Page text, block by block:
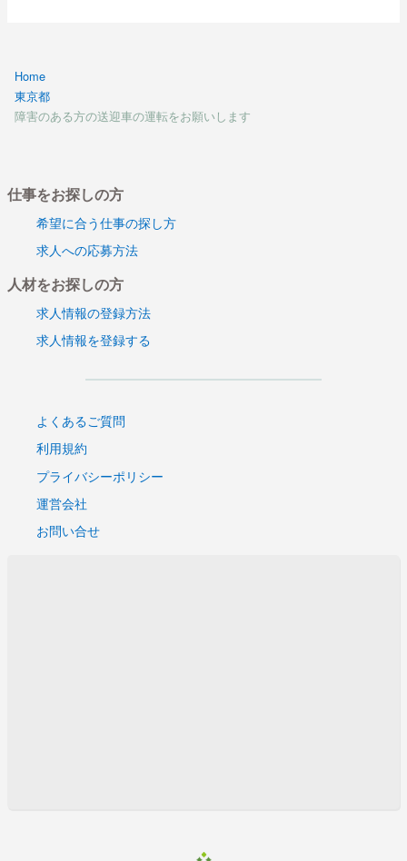
Home
東京都
障害のある方の送迎車の運転をお願いします
仕事をお探しの方
希望に合う仕事の探し方
求人への応募方法
人材をお探しの方
求人情報の登録方法
求人情報を登録する
よくあるご質問
利用規約
プライバシーポリシー
運営会社
お問い合せ